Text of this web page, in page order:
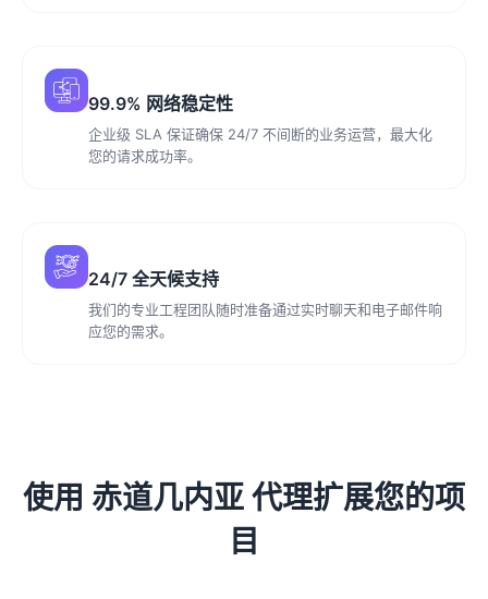
99.9% 网络稳定性
企业级 SLA 保证确保 24/7 不间断的业务运营，最大化
您的请求成功率。
24/7 全天候支持
我们的专业工程团队随时准备通过实时聊天和电子邮件响
应您的需求。
使用 赤道几内亚 代理扩展您的项
目